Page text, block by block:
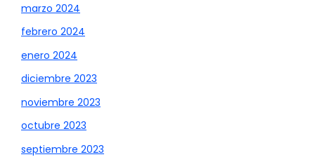
marzo 2024
febrero 2024
enero 2024
diciembre 2023
noviembre 2023
octubre 2023
septiembre 2023